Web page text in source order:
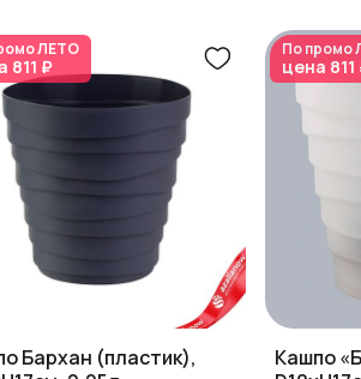
ЛЕТО
811 ₽
Бархан (пластик),
По промо
цена
Кашпо